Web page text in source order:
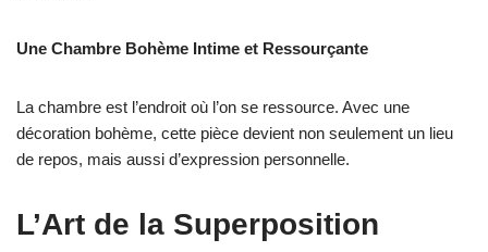
Une Chambre Bohème Intime et Ressourçante
La chambre est l’endroit où l’on se ressource. Avec une
décoration bohème, cette pièce devient non seulement un lieu
de repos, mais aussi d’expression personnelle.
L’Art de la Superposition